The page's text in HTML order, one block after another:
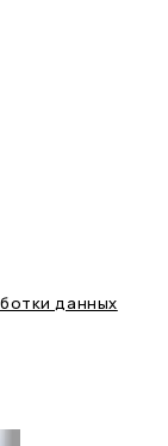
данных